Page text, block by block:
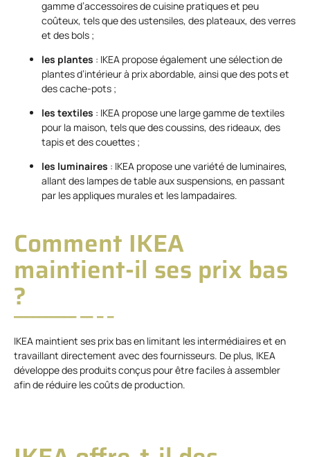
gamme d’accessoires de cuisine pratiques et peu
coûteux, tels que des ustensiles, des plateaux, des verres
et des bols ;
les plantes : IKEA propose également une sélection de
plantes d’intérieur à prix abordable, ainsi que des pots et
des cache-pots ;
les textiles : IKEA propose une large gamme de textiles
pour la maison, tels que des coussins, des rideaux, des
tapis et des couettes ;
les luminaires : IKEA propose une variété de luminaires,
allant des lampes de table aux suspensions, en passant
par les appliques murales et les lampadaires.
Comment IKEA
maintient-il ses prix bas
?
IKEA maintient ses prix bas en limitant les intermédiaires et en
travaillant directement avec des fournisseurs. De plus, IKEA
développe des produits conçus pour être faciles à assembler
afin de réduire les coûts de production.